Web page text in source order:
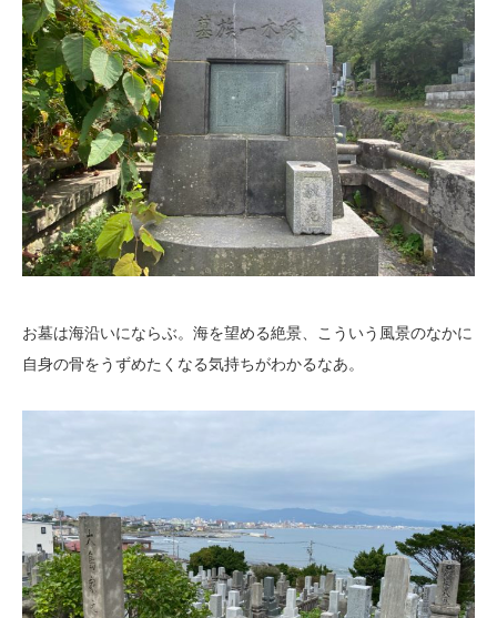
お墓は海沿いにならぶ。海を望める絶景、こういう風景のなかに
自身の骨をうずめたくなる気持ちがわかるなあ。